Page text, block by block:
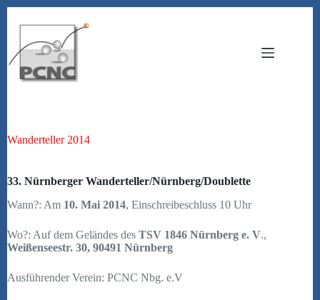
Inhalt
springen
Wanderteller 2014
33. Nürnberger Wanderteller/Nürnberg/Doublette
Wann?: Am 10. Mai 2014, Einschreibeschluss 10 Uhr
Wo?: Auf dem Geländes des TSV 1846 Nürnberg e. V.,
Weißenseestr. 30, 90491 Nürnberg
Ausführender Verein: PCNC Nbg. e.V